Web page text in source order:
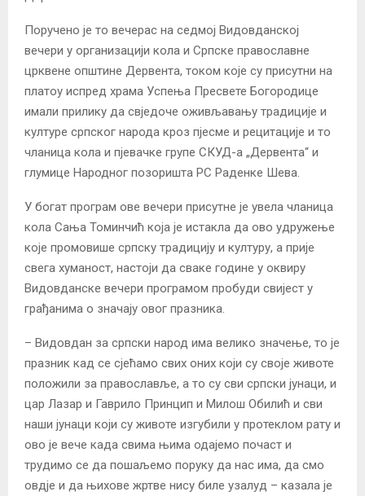
Поручено је то вечерас на седмој Видовданској
вечери у организацији кола и Српске православне
црквене општине Дервента, током које су присутни на
платоу испред храма Успења Пресвете Богородице
имали прилику да свједоче оживљавању традиције и
културе српског народа кроз пјесме и рецитације и то
чланица кола и пјевачке групе СКУД-а „Дервента“ и
глумице Народног позоришта РС Раденке Шева.
У богат програм ове вечери присутне је увела чланица
кола Сања Томинчић која је истакла да ово удружење
које промовише српску традицију и културу, а прије
свега хуманост, настоји да сваке године у оквиру
Видовданске вечери програмом пробуди свијест у
грађанима о значају овог празника.
– Видовдан за српски народ има велико значење, то је
празник кад се сјећамо свих оних који су своје животе
положили за православље, а то су сви српски јунаци, и
цар Лазар и Гаврило Принцип и Милош Обилић и сви
наши јунаци који су животе изгубили у протеклом рату и
ово је вече када свима њима одајемо почаст и
трудимо се да пошаљемо поруку да нас има, да смо
овдје и да њихове жртве нису биле узалуд – казала је